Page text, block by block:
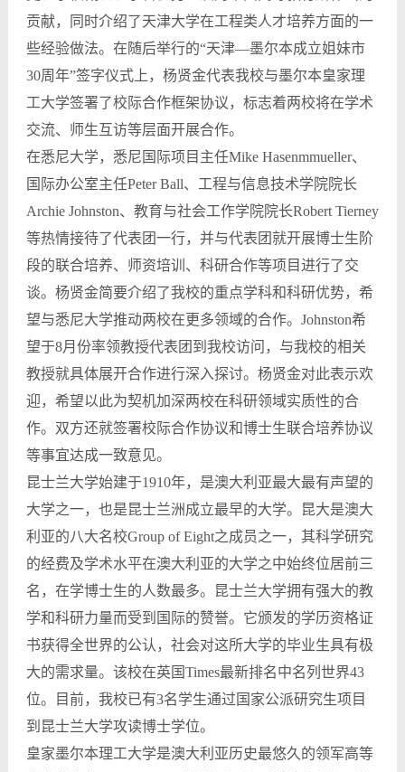
贡献，同时介绍了天津大学在工程类人才培养方面的一
些经验做法。在随后举行的“天津—墨尔本成立姐妹市
30周年”签字仪式上，杨贤金代表我校与墨尔本皇家理
工大学签署了校际合作框架协议，标志着两校将在学术
交流、师生互访等层面开展合作。
在悉尼大学，悉尼国际项目主任Mike Hasenmmueller、
国际办公室主任Peter Ball、工程与信息技术学院院长
Archie Johnston、教育与社会工作学院院长Robert Tierney
等热情接待了代表团一行，并与代表团就开展博士生阶
段的联合培养、师资培训、科研合作等项目进行了交
谈。杨贤金简要介绍了我校的重点学科和科研优势，希
望与悉尼大学推动两校在更多领域的合作。Johnston希
望于8月份率领教授代表团到我校访问，与我校的相关
教授就具体展开合作进行深入探讨。杨贤金对此表示欢
迎，希望以此为契机加深两校在科研领域实质性的合
作。双方还就签署校际合作协议和博士生联合培养协议
等事宜达成一致意见。
昆士兰大学始建于1910年，是澳大利亚最大最有声望的
大学之一，也是昆士兰洲成立最早的大学。昆大是澳大
利亚的八大名校Group of Eight之成员之一，其科学研究
的经费及学术水平在澳大利亚的大学之中始终位居前三
名，在学博士生的人数最多。昆士兰大学拥有强大的教
学和科研力量而受到国际的赞誉。它颁发的学历资格证
书获得全世界的公认，社会对这所大学的毕业生具有极
大的需求量。该校在英国Times最新排名中名列世界43
位。目前，我校已有3名学生通过国家公派研究生项目
到昆士兰大学攻读博士学位。
皇家墨尔本理工大学是澳大利亚历史最悠久的领军高等